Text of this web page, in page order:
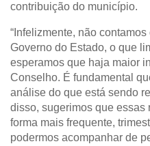
contribuição do município.
“Infelizmente, não
Governo do Estado, o que
esperamos que haja maior
Conselho. É fundamental
análise do que está sendo
disso, sugerimos que
forma mais frequente,
podermos acompanhar de